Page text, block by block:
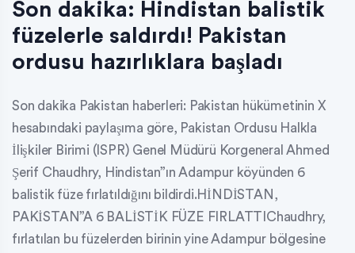
Son dakika: Hindistan balistik
füzelerle saldırdı! Pakistan
ordusu hazırlıklara başladı
Son dakika Pakistan haberleri: Pakistan hükümetinin X
hesabındaki paylaşıma göre, Pakistan Ordusu Halkla
İlişkiler Birimi (ISPR) Genel Müdürü Korgeneral Ahmed
Şerif Chaudhry, Hindistan”ın Adampur köyünden 6
balistik füze fırlatıldığını bildirdi.HİNDİSTAN,
PAKİSTAN”A 6 BALİSTİK FÜZE FIRLATTIChaudhry,
fırlatılan bu füzelerden birinin yine Adampur bölgesine